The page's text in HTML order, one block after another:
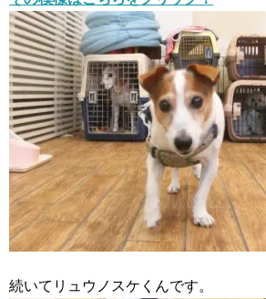
続いてリュウノスケくんです。